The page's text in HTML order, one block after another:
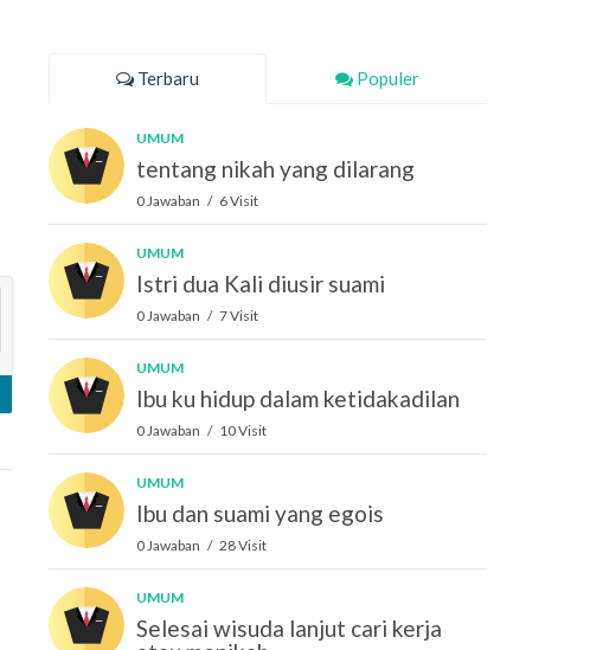
Terbaru Populer
UMUM
tentang nikah yang dilarang
0 Jawaban / 6 Visit
UMUM
Istri dua Kali diusir suami
0 Jawaban / 7 Visit
UMUM
Ibu ku hidup dalam ketidakadilan
0 Jawaban / 10 Visit
UMUM
Ibu dan suami yang egois
0 Jawaban / 28 Visit
UMUM
Selesai wisuda lanjut cari kerja